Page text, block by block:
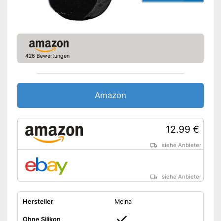
Vegan hergestellt
Amazon Lieferzeit
426 Bewertungen
Amazon
12.99 €
siehe Anbieter
siehe Anbieter
Hersteller Meina
Ohne Silikon